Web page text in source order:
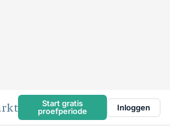
Start gratis
proefperiode
Inloggen